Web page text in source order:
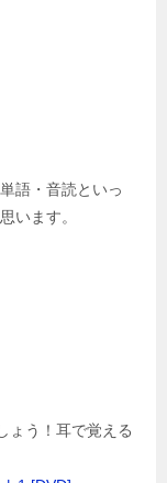
語・音読といっ
います。
ょう！耳で覚える